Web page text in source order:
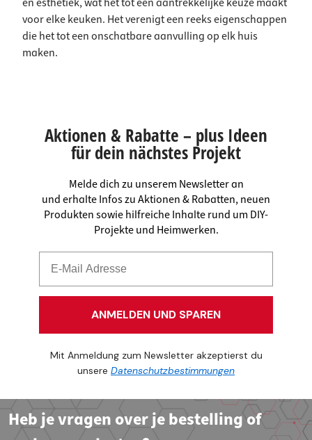
voor elke keuken. Het verenigt een reeks eigenschappen
die het tot een onschatbare aanvulling op elk huis
maken.
Aktionen & Rabatte – plus Ideen
für dein nächstes Projekt
Melde dich zu unserem Newsletter an
und erhalte Infos zu Aktionen & Rabatten, neuen
Produkten sowie hilfreiche Inhalte rund um DIY-
Projekte und Heimwerken.
ANMELDEN UND SPAREN
Mit Anmeldung zum Newsletter akzeptierst du
unsere Datenschutzbestimmungen
Heb je vragen over je bestelling of